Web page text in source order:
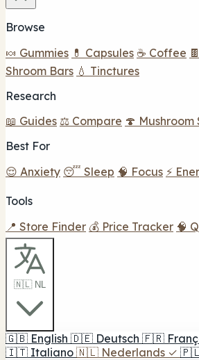
Browse
🍬 Gummies 💊 Capsules ☕ Coffee
Shroom Bars 💧 Tinctures
Research
📖 Guides ⚖️ Compare 🍄 Mushroom
Best For
😌 Anxiety 😴 Sleep 🧠 Focus ⚡
Tools
📍 Store Finder 💰 Price Tracker 🧠
🇳🇱 NL
🇬🇧 English 🇩🇪 Deutsch 🇫🇷
🇮🇹 Italiano 🇳🇱 Nederlands ✓